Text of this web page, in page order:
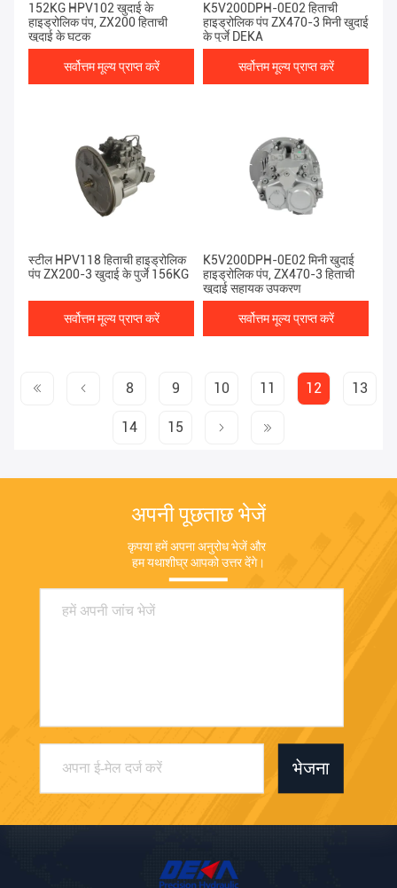
152KG HPV102 खुदाई के
हाइड्रोलिक पंप, ZX200 हिताची
खुदाई के घटक
सर्वोत्तम मूल्य प्राप्त करें
K5V200DPH-0E02 हिताची
हाइड्रोलिक पंप ZX470-3 मिनी खुदाई
के पुर्जे DEKA
सर्वोत्तम मूल्य प्राप्त करें
स्टील HPV118 हिताची हाइड्रोलिक
पंप ZX200-3 खुदाई के पुर्जे 156KG
सर्वोत्तम मूल्य प्राप्त करें
K5V200DPH-0E02 मिनी खुदाई
हाइड्रोलिक पंप, ZX470-3 हिताची
खुदाई सहायक उपकरण
सर्वोत्तम मूल्य प्राप्त करें
8 9 10 11 12 13
14 15
अपनी पूछताछ भेजें
कृपया हमें अपना अनुरोध भेजें और
हम यथाशीघ्र आपको उत्तर देंगे।
भेजना